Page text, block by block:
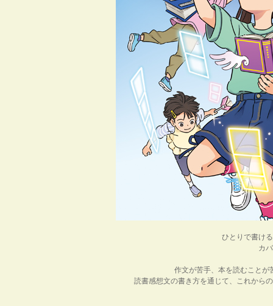
ひとりで書け
カ
作文が苦手、本を読むことが
読書感想文の書き方を通じて、これから